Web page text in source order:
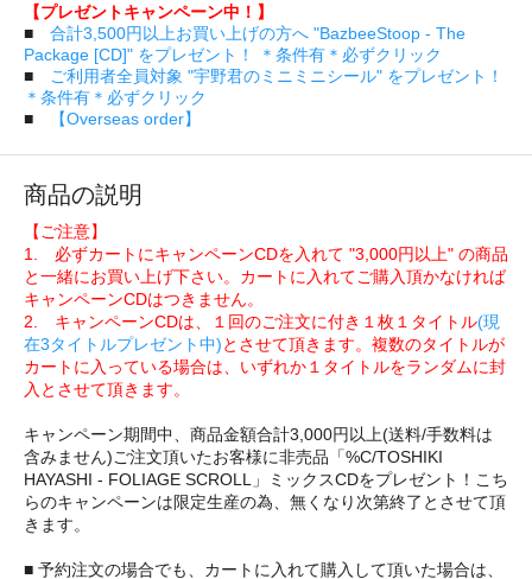
【プレゼントキャンペーン中！】
■ 合計3,500円以上お買い上げの方へ "BazbeeStoop - The
Package [CD]" をプレゼント！ ＊条件有＊必ずクリック
■
ご利用者全員対象 "宇野君のミニミニシール" をプレゼント！
＊条件有＊必ずクリック
■
【Overseas order】
商品の説明
【ご注意】
1. 必ずカートにキャンペーンCDを入れて "3,000円以上" の商品
と一緒にお買い上げ下さい。カートに入れてご購入頂かなければ
キャンペーンCDはつきません。
2. キャンペーンCDは、１回のご注文に付き１枚１タイトル(現
在3タイトルプレゼント中)とさせて頂きます。複数のタイトルが
カートに入っている場合は、いずれか１タイトルをランダムに封
入とさせて頂きます。
キャンペーン期間中、商品金額合計3,000円以上(送料/手数料は
含みません)ご注文頂いたお客様に非売品「%C/TOSHIKI
HAYASHI - FOLIAGE SCROLL」ミックスCDをプレゼント！こち
らのキャンペーンは限定生産の為、無くなり次第終了とさせて頂
きます。
■ 予約注文の場合でも、カートに入れて購入して頂いた場合は、